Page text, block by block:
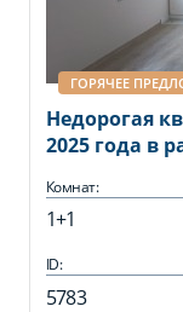
ГОРЯЧЕЕ
Недорогая
2025 года в
Комнат:
1+1
ID:
5783